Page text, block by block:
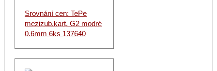
Srovnání cen: TePe
mezizub.kart. G2 modré
0.6mm 6ks 137640